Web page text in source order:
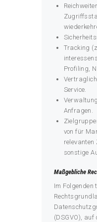
Tracking
Profiling,
Service.
Anfragen.
von für
relevanten
sonstige
Maßgebliche
Im Folgenden
(DSGVO),